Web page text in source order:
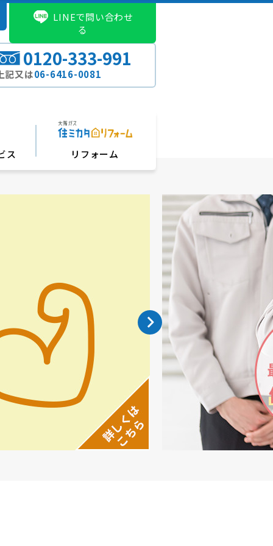
LINEで問い合わせ
る
0120-333-991
上記又は06-6416-0081
ス リフォーム